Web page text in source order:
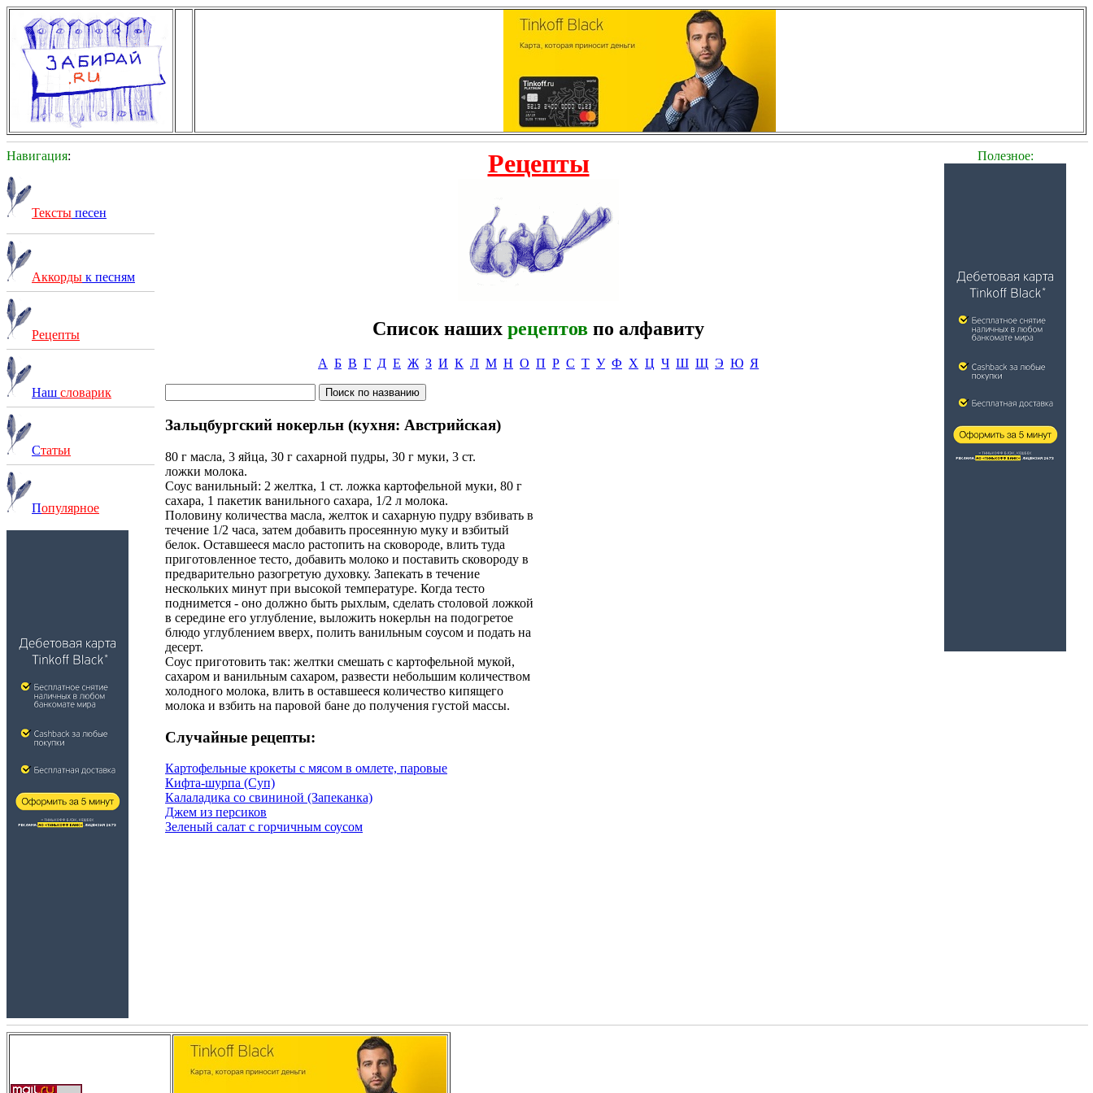
Навигация:
Тексты песен
Аккорды к песням
Рецепты
Наш словарик
Статьи
Популярное
Рецепты
Список наших рецептов по алфавиту
А Б В Г Д Е Ж З И К Л М Н О П Р С Т У Ф Х Ц Ч Ш Щ Э Ю Я
Зальцбургский нокерльн (кухня: Австрийская)
80 г масла, 3 яйца, 30 г сахарной пудры, 30 г муки, 3 ст.
ложки молока.
Соус ванильный: 2 желтка, 1 ст. ложка картофельной муки, 80 г
сахара, 1 пакетик ванильного сахара, 1/2 л молока.
Половину количества масла, желток и сахарную пудру взбивать в
течение 1/2 часа, затем добавить просеянную муку и взбитый
белок. Оставшееся масло растопить на сковороде, влить туда
приготовленное тесто, добавить молоко и поставить сковороду в
предварительно разогретую духовку. Запекать в течение
нескольких минут при высокой температуре. Когда тесто
поднимется - оно должно быть рыхлым, сделать столовой ложкой
в середине его углубление, выложить нокерльн на подогретое
блюдо углублением вверх, полить ванильным соусом и подать на
десерт.
Соус приготовить так: желтки смешать с картофельной мукой,
сахаром и ванильным сахаром, развести небольшим количеством
холодного молока, влить в оставшееся количество кипящего
молока и взбить на паровой бане до получения густой массы.
Случайные рецепты:
Картофельные крокеты с мясом в омлете, паровые
Кифта-шурпа (Суп)
Калаладика со свининой (Запеканка)
Джем из персиков
Зеленый салат с горчичным соусом
Полезное: